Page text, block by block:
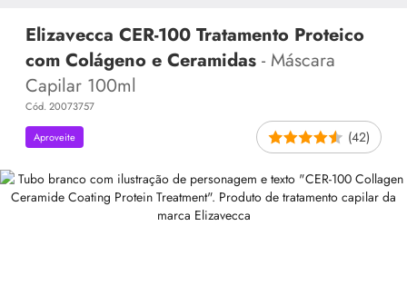
Elizavecca CER-100 Tratamento Proteico
com Colágeno e Ceramidas - Máscara
Capilar 100ml
Cód. 20073757
Aproveite (42)